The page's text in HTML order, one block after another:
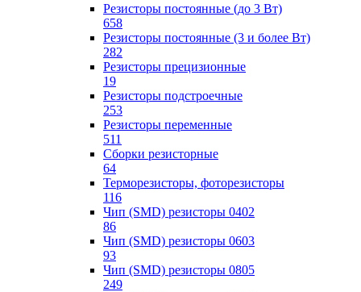
Резисторы постоянные (до 3 Вт)
658
Резисторы постоянные (3 и более Вт)
282
Резисторы прецизионные
19
Резисторы подстроечные
253
Резисторы переменные
511
Сборки резисторные
64
Терморезисторы, фоторезисторы
116
Чип (SMD) резисторы 0402
86
Чип (SMD) резисторы 0603
93
Чип (SMD) резисторы 0805
249